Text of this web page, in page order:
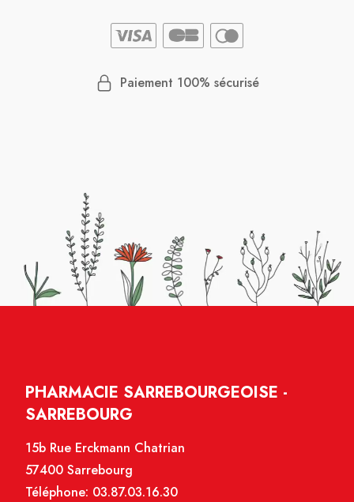
Paiement 100% sécurisé
PHARMACIE SARREBOURGEOISE -
SARREBOURG
15b Rue Erckmann Chatrian
57400 Sarrebourg
Téléphone: 03.87.03.16.30